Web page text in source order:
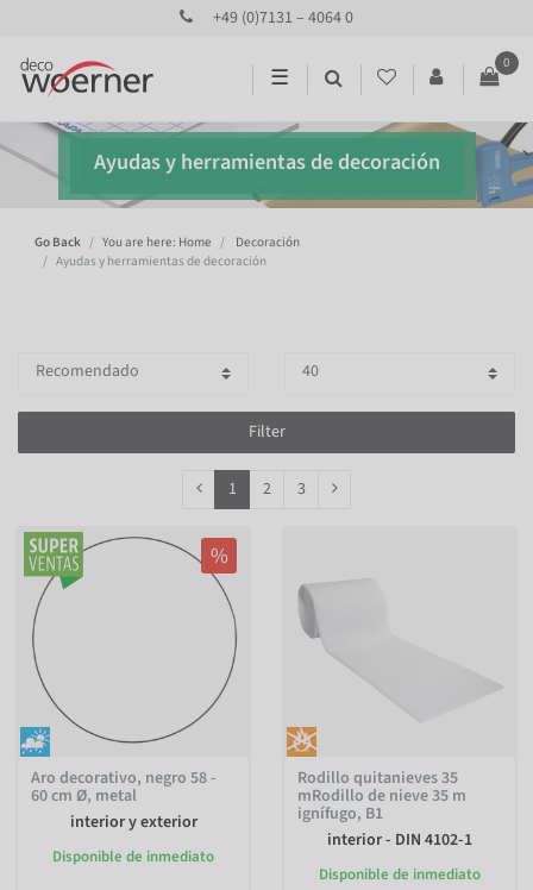
+49 (0)7131 – 4064 0
☰
0
Ayudas y herramientas de decoración
Go Back You are here: Home
Decoración
Ayudas y herramientas de decoración
Filter
1 2 3
%
Aro decorativo, negro 58 -
60 cm Ø, metal
interior y exterior
Disponible de inmediato
Rodillo quitanieves 35
mRodillo de nieve 35 m
ignífugo, B1
interior - DIN 4102-1
Disponible de inmediato